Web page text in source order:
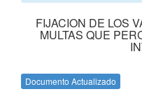
FIJACION DE LOS
MULTAS QUE
Documento Actualizado